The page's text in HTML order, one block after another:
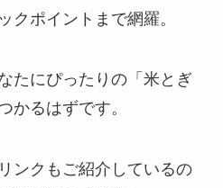
クポイントまで網羅。
たにぴったりの「米とぎ
かるはずです。
ンクもご紹介しているの